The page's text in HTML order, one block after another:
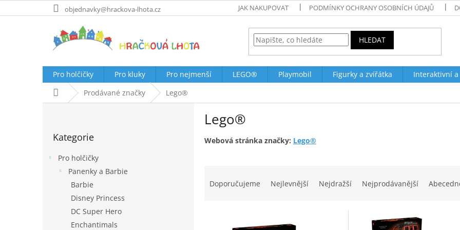
na
objednavky@hrackova-lhota.cz JAK NAKUPOVAT PODMÍNKY OCHRANY OSOBNÍCH ÚDAJŮ
HLEDAT
Pro holčičky Pro kluky Pro nejmenší LEGO® Playmobil Figurky a zvířátka Interaktivní a
Domů Prodávané značky Lego®
kategorie
Kategorie
Pro holčičky
Panenky a Barbie
Barbie
Disney Princess
DC Super Hero
Enchantimals
Lego®
Webová stránka značky: Lego®
Doporučujeme Nejlevnější Nejdražší Nejprodávanější